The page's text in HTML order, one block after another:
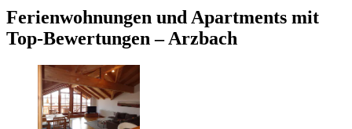
Ferienwohnungen und Apartments mit
Top-Bewertungen – Arzbach